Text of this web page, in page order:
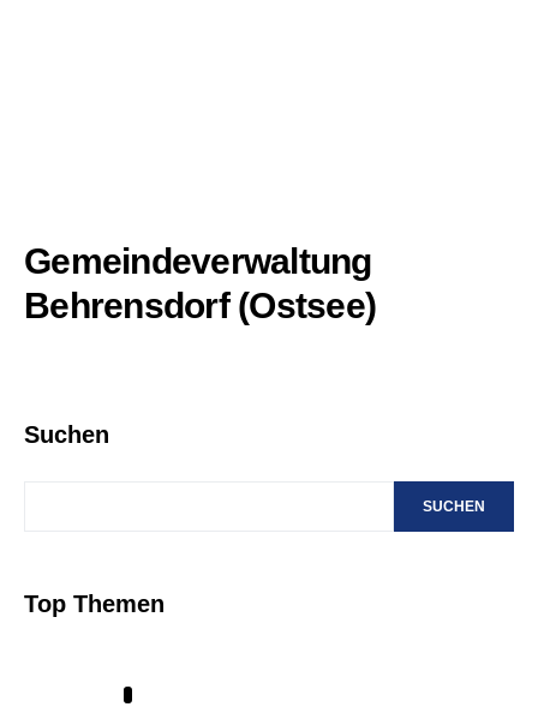
Gemeindeverwaltung
Behrensdorf (Ostsee)
Suchen
SUCHEN
Top Themen